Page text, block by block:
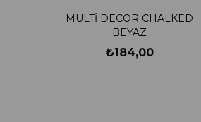
MULTİ DECOR CHALKED
BEYAZ
₺184,00